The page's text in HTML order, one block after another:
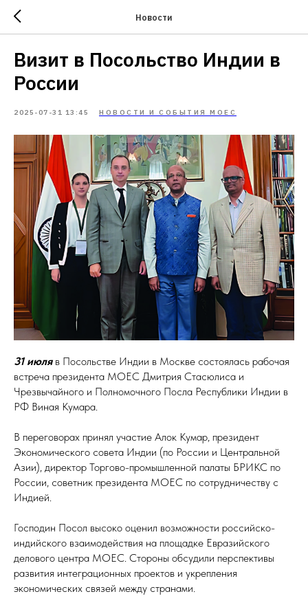
Новости
Визит в Посольство Индии в
России
2025-07-31 13:45 НОВОСТИ И СОБЫТИЯ МОЕС
31 июляв Посольстве Индии в Москве состоялась рабочая
встреча президента МОЕС Дмитрия Стасюлиса и
Чрезвычайного и Полномочного Посла Республики Индии в
РФ Виная Кумара.
В переговорах принял участие Алок Кумар, президент
Экономического совета Индии (по России и Центральной
Азии), директор Торгово-промышленной палаты БРИКС по
России, советник президента МОЕС по сотрудничеству с
Индией.
Господин Посол высоко оценил возможности российско-
индийского взаимодействия на площадке Евразийского
делового центра МОЕС. Стороны обсудили перспективы
развития интеграционных проектов и укрепления
экономических связей между странами.